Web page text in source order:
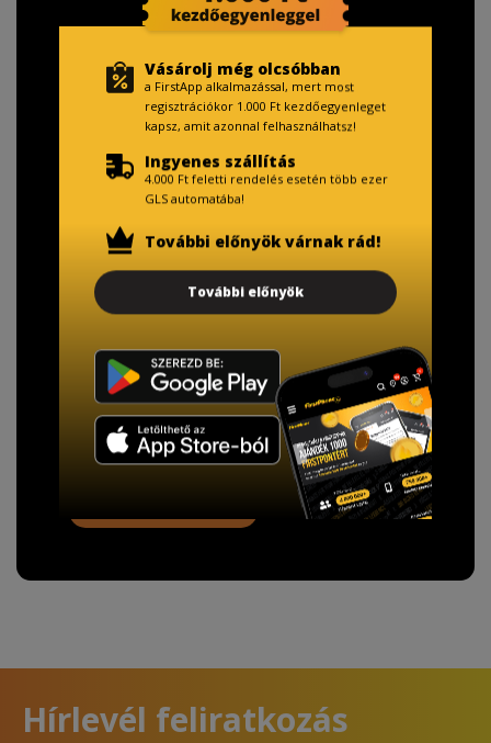
TISZTELT VÁSÁRLÓNK!
Fizetésnél kérje az ingyenes adattörlő kódot
A Kormány döntése alapján a kereskedő minden tartós
adathordozó termék vásárlásakor köteles ingyenes
adattörlő kódot biztosítani.
Hírlevél feliratkozás
Vásárolj még olcsóbban
a FirstApp alkalmazással, mert most
regisztrációkor 1.000 Ft kezdőegyenleget
kapsz, amit azonnal felhasználhatsz!
Ingyenes szállítás
4.000 Ft feletti rendelés esetén több ezer
GLS automatába!
További előnyök várnak rád!
További előnyök